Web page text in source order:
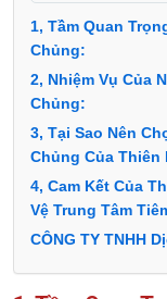
1, Tầm Quan
Chủng:
2, Nhiệm Vụ Của
Chủng:
3, Tại Sao Nên
Chủng Của Thiên
4, Cam Kết Của
Vệ Trung Tâm
CÔNG TY TNHH